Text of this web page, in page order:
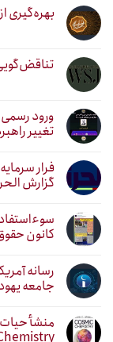
بهره‌گیری
تناقض‌گویی
ورود
تغییر
فرار
گزارش
کانون
رسانه
جامعه